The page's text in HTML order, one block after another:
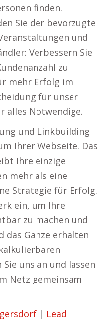
finden.
Sie der bevorzugte
und
Verbessern Sie
zu
mehr Erfolg im
für unser
alles Notwendige.
und Linkbuilding
Ihrer Webseite. Das
Ihre einzige
mehr als eine
Strategie für Erfolg.
ein, um Ihre
zu machen und
das Ganze erhalten
uns an und lassen
Netz gemeinsam
| Lead